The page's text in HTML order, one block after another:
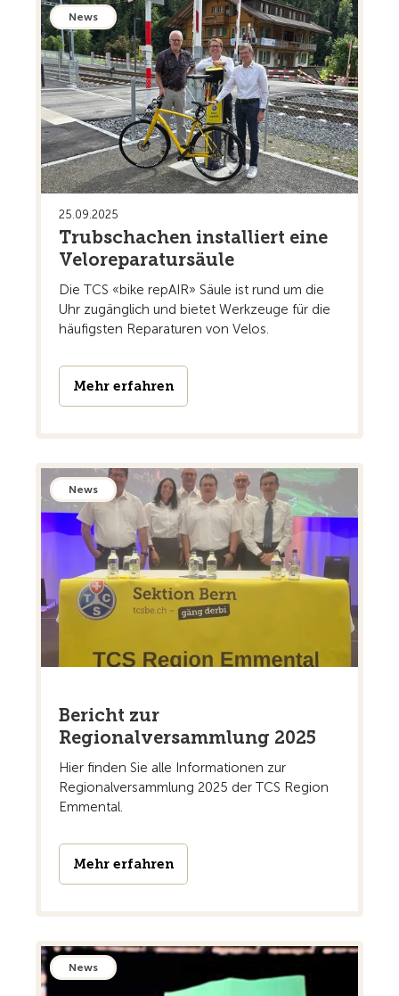
News
25.09.2025
Trubschachen installiert eine
Veloreparatursäule
Die TCS «bike repAIR» Säule ist rund um die
Uhr zugänglich und bietet Werkzeuge für die
häufigsten Reparaturen von Velos.
Mehr erfahren
News
Bericht zur
Regionalversammlung 2025
Hier finden Sie alle Informationen zur
Regionalversammlung 2025 der TCS Region
Emmental.
Mehr erfahren
News